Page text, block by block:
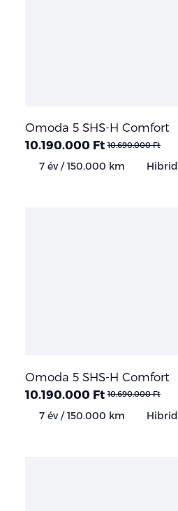
Omoda 5 SHS-H Comfort
10.190.000 Ft 10.690.000 Ft
7 év / 150.000 km Hibrid
Omoda 5 SHS-H Comfort
10.190.000 Ft 10.690.000 Ft
7 év / 150.000 km Hibrid